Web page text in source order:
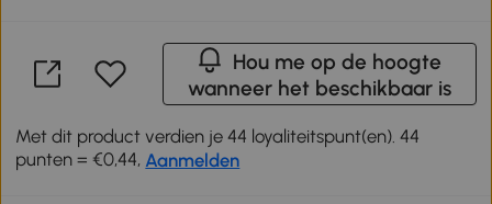
Hou me op de hoogte
wanneer het beschikbaar is
Met dit product verdien je 44 loyaliteitspunt(en). 44
punten = €0,44, Aanmelden